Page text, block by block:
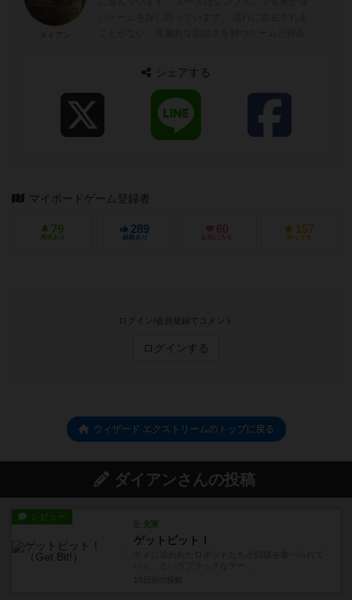
シェアする
マイボードゲーム登録者
79
興味あり
289
経験あり
60
お気に入り
157
持ってる
ログイン/会員登録でコメント
ログインする
ウィザード エクストリームのトップに戻る
ダイアンさんの投稿
レビュー
充実
ゲットビット！